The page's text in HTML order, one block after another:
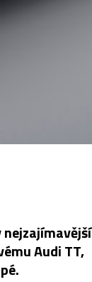
Audi TT,